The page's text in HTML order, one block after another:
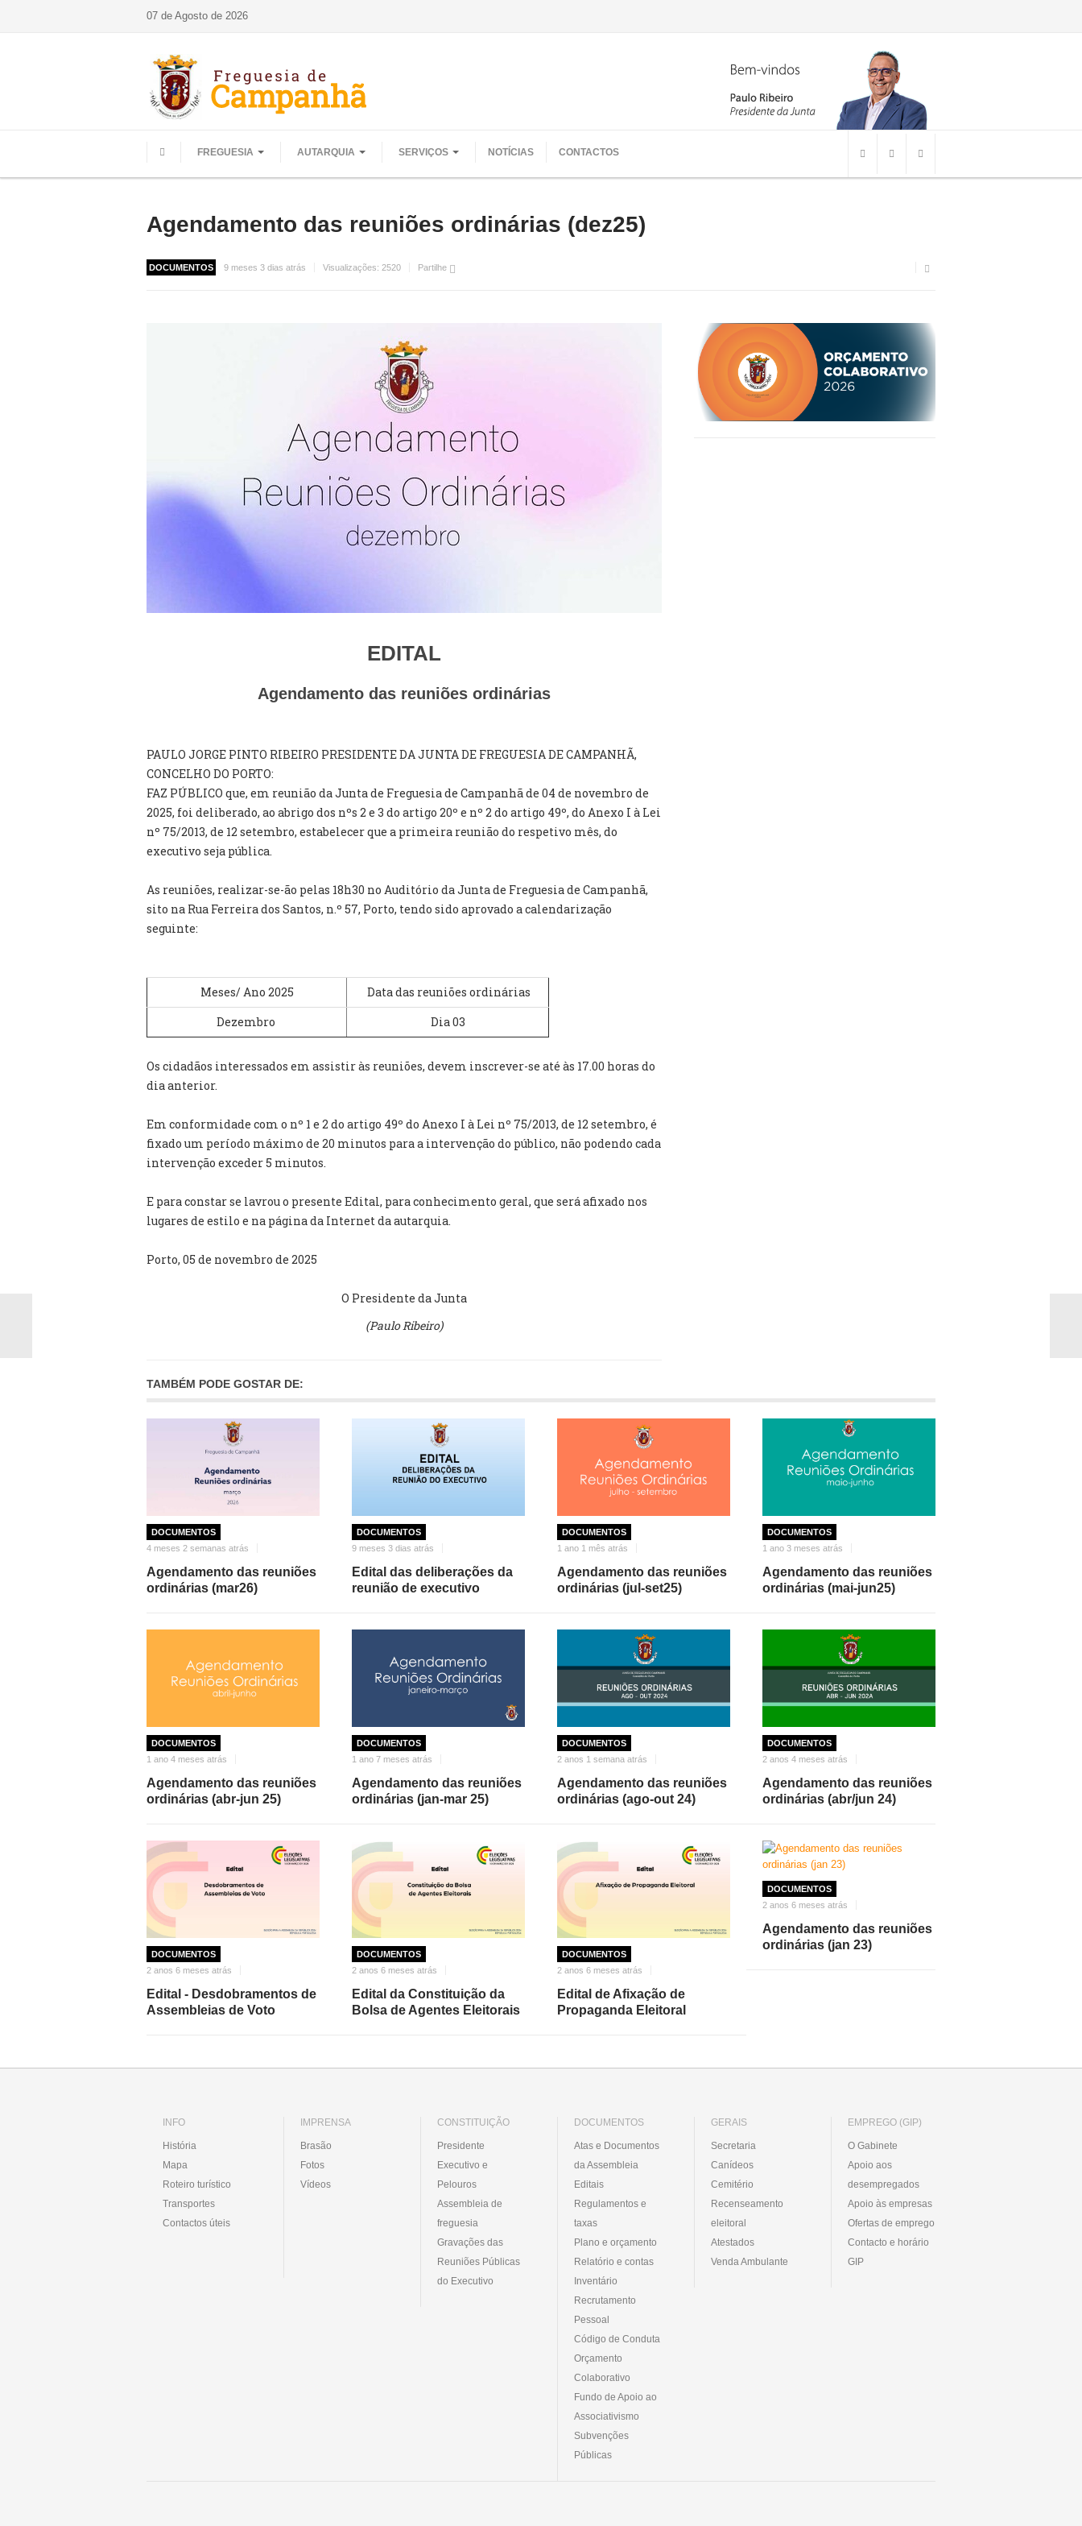
07 de Agosto de 2026
FREGUESIA AUTARQUIA SERVIÇOS NOTÍCIAS CONTACTOS
Agendamento das reuniões ordinárias (dez25)
DOCUMENTOS 9 meses 3 dias atrás Visualizações: 2520 Partilhe
EDITAL
Agendamento das reuniões ordinárias
PAULO JORGE PINTO RIBEIRO PRESIDENTE DA JUNTA DE FREGUESIA DE CAMPANHÃ,
CONCELHO DO PORTO:
FAZ PÚBLICO que, em reunião da Junta de Freguesia de Campanhã de 04 de novembro de
2025, foi deliberado, ao abrigo dos nºs 2 e 3 do artigo 20º e nº 2 do artigo 49º, do Anexo I à Lei
nº 75/2013, de 12 setembro, estabelecer que a primeira reunião do respetivo mês, do
executivo seja pública.
As reuniões, realizar-se-ão pelas 18h30 no Auditório da Junta de Freguesia de Campanhã,
sito na Rua Ferreira dos Santos, n.º 57, Porto, tendo sido aprovado a calendarização
seguinte:
Meses/ Ano 2025
Data das reuniões ordinárias
Dezembro
Dia 03
Os cidadãos interessados em assistir às reuniões, devem inscrever-se até às 17.00 horas do
dia anterior.
Em conformidade com o nº 1 e 2 do artigo 49º do Anexo I à Lei nº 75/2013, de 12 setembro, é
fixado um período máximo de 20 minutos para a intervenção do público, não podendo cada
intervenção exceder 5 minutos.
E para constar se lavrou o presente Edital, para conhecimento geral, que será afixado nos
lugares de estilo e na página da Internet da autarquia.
Porto, 05 de novembro de 2025
O Presidente da Junta
(Paulo Ribeiro)
TAMBÉM PODE GOSTAR DE:
DOCUMENTOS
4 meses 2 semanas atrás
Agendamento das reuniões
ordinárias (mar26)
DOCUMENTOS
9 meses 3 dias atrás
Edital das deliberações da
reunião de executivo
DOCUMENTOS
1 ano 1 mês atrás
Agendamento das reuniões
ordinárias (jul-set25)
DOCUMENTOS
1 ano 3 meses atrás
Agendamento das reuniões
ordinárias (mai-jun25)
DOCUMENTOS
1 ano 4 meses atrás
Agendamento das reuniões
ordinárias (abr-jun 25)
DOCUMENTOS
1 ano 7 meses atrás
Agendamento das reuniões
ordinárias (jan-mar 25)
DOCUMENTOS
2 anos 1 semana atrás
Agendamento das reuniões
ordinárias (ago-out 24)
DOCUMENTOS
2 anos 4 meses atrás
Agendamento das reuniões
ordinárias (abr/jun 24)
DOCUMENTOS
2 anos 6 meses atrás
Edital - Desdobramentos de
Assembleias de Voto
DOCUMENTOS
2 anos 6 meses atrás
Edital da Constituição da
Bolsa de Agentes Eleitorais
DOCUMENTOS
2 anos 6 meses atrás
Edital de Afixação de
Propaganda Eleitoral
DOCUMENTOS
2 anos 6 meses atrás
Agendamento das reuniões
ordinárias (jan 23)
INFO
História
Mapa
Roteiro turístico
Transportes
Contactos úteis
IMPRENSA
Brasão
Fotos
Vídeos
CONSTITUIÇÃO
Presidente
Executivo e
Pelouros
Assembleia de
freguesia
Gravações das
Reuniões Públicas
do Executivo
DOCUMENTOS
Atas e Documentos
da Assembleia
Editais
Regulamentos e
taxas
Plano e orçamento
Relatório e contas
Inventário
Recrutamento
Pessoal
Código de Conduta
Orçamento
Colaborativo
Fundo de Apoio ao
Associativismo
Subvenções
Públicas
GERAIS
Secretaria
Canídeos
Cemitério
Recenseamento
eleitoral
Atestados
Venda Ambulante
EMPREGO (GIP)
O Gabinete
Apoio aos
desempregados
Apoio às empresas
Ofertas de emprego
Contacto e horário
GIP